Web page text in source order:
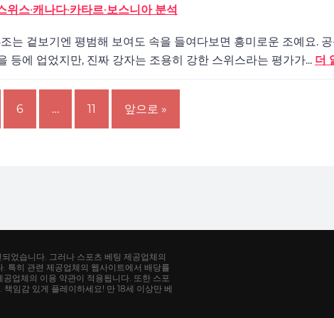
스·캐나다·카타르·보스니아 분석
는 겉보기엔 평범해 보여도 속을 들여다보면 흥미로운 조예요. 공
등에 업었지만, 진짜 강자는 조용히 강한 스위스라는 평가가... 더
6 … 11 앞으로 »
었습니다. 그러나 스포츠 베팅 제공업체의
특히 관련 제공업체의 웹사이트에서 배당률
업체의 이용 약관이 적용됩니다. 또한 스포
임감 있게 플레이하세요! 만 18세 이상만 베